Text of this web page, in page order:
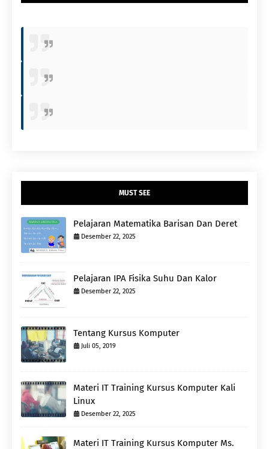
MUST SEE
Pelajaran Matematika Barisan Dan Deret
Desember 22, 2025
Pelajaran IPA Fisika Suhu Dan Kalor
Desember 22, 2025
Tentang Kursus Komputer
Juli 05, 2019
Materi IT Training Kursus Komputer Kali
Linux
Desember 22, 2025
Materi IT Training Kursus Komputer Ms.